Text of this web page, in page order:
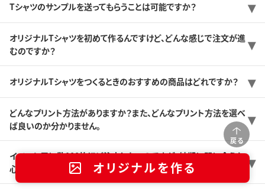
戻る
オリジナルを作る
Tシャツのサンプルを送ってもらうことは可能ですか？
オリジナルTシャツを初めて作るんですけど、どんな感じで注文が進
むのですか？
オリジナルTシャツをつくるときのおすすめの商品はどれですか？
どんなプリント方法がありますか？また、どんなプリント方法を選べ
ば良いのか分かりません。
イベント用に数100枚ほど注文したいのですが、納期に間に合うか
心配です。